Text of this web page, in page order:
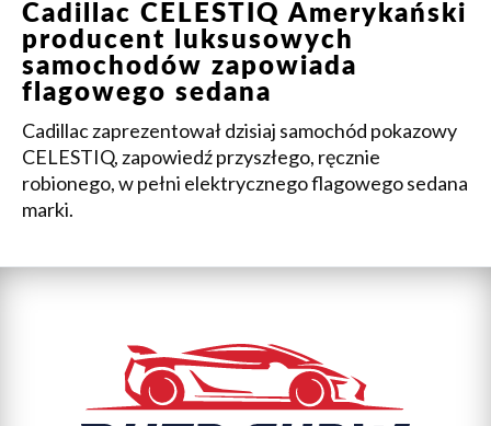
Cadillac CELESTIQ Amerykański
producent luksusowych
samochodów zapowiada
flagowego sedana
Cadillac zaprezentował dzisiaj samochód pokazowy
CELESTIQ, zapowiedź przyszłego, ręcznie
robionego, w pełni elektrycznego flagowego sedana
marki.